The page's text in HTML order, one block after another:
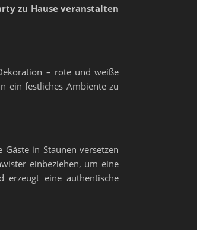
zu Hause veranstalten
– rote und weiße
ein festliches Ambiente zu
in Staunen versetzen
einbeziehen, um eine
erzeugt eine authentische